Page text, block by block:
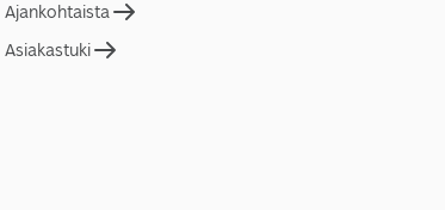
Ajankohtaista
Asiakastuki